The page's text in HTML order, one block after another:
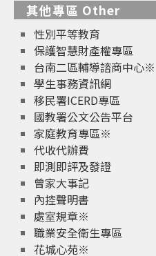
其他專區 Other
性別平等教育
保護智慧財產權專區
台南二區輔導諮商中心※
學生事務資訊網
移民署ICERD專區
國教署公文公告平台
家庭教育專區※
代收代辦費
即測即評及發證
曾家大事記
內控聲明書
處室規章※
職業安全衛生專區
花城心苑※